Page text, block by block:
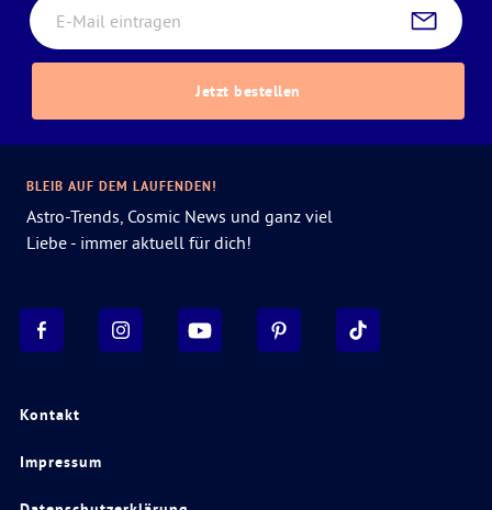
Jetzt bestellen
Kontakt
Impressum
BLEIB AUF DEM LAUFENDEN!
Astro-Trends, Cosmic News und ganz viel
Liebe - immer aktuell für dich!